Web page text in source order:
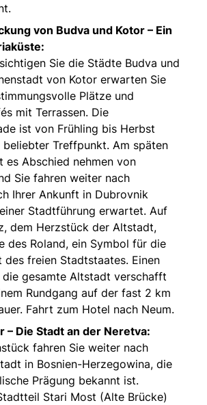
von Budva und Kotor – Ein
Sie die Städte Budva und
von Kotor erwarten Sie
Plätze und
mit Terrassen. Die
ist von Frühling bis Herbst
Treffpunkt. Am späten
es Abschied nehmen von
Sie fahren weiter nach
Ihrer Ankunft in Dubrovnik
Stadtführung erwartet. Auf
dem Herzstück der Altstadt,
des Roland, ein Symbol für die
des freien Stadtstaates. Einen
gesamte Altstadt verschafft
Rundgang auf der fast 2 km
Fahrt zum Hotel nach Neum.
– Die Stadt an der Neretva:
fahren Sie weiter nach
in Bosnien-Herzegowina, die
Prägung bekannt ist.
Stari Most (Alte Brücke)